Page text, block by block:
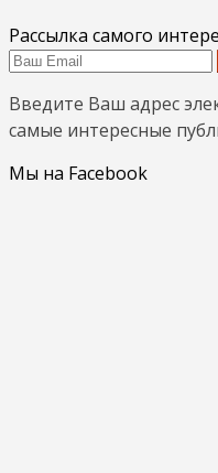
Рассылка самого
Введите Ваш адрес
самые интересные
Мы на Facebook